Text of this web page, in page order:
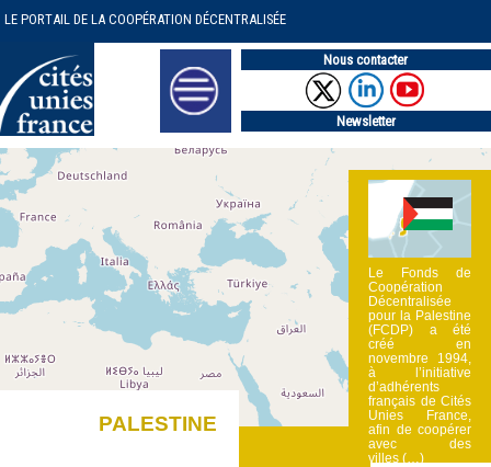
LE PORTAIL DE LA COOPÉRATION DÉCENTRALISÉE
Nous contacter
Newsletter
PALESTINE
Le Fonds de
Coopération
Décentralisée
pour la Palestine
(FCDP) a été
créé en
novembre 1994,
à l’initiative
d’adhérents
français de Cités
Unies France,
afin de coopérer
avec des
villes (…)